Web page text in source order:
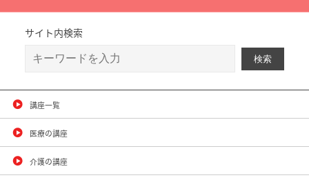
サイト内検索
講座一覧
医療の講座
介護の講座